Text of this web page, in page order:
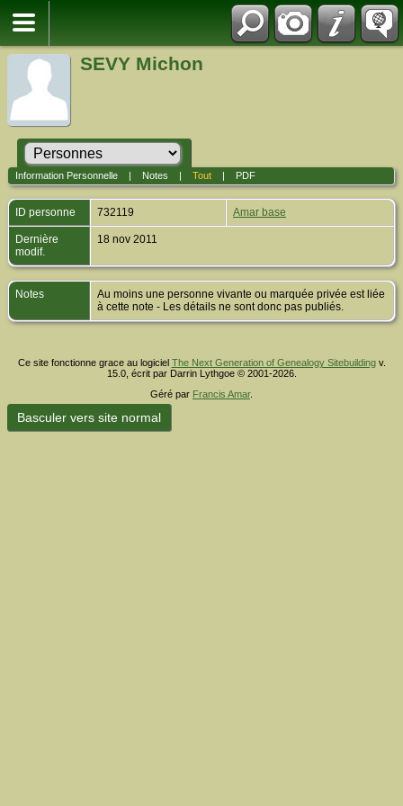
SEVY Michon
Information Personnelle| Notes Tout| PDF
ID personne 732119 Amar base
Dernière
modif.
18 nov 2011
Notes
Au moins une personne vivante ou marquée privée est liée
à cette note - Les détails ne sont donc pas publiés.
Ce site fonctionne grace au logiciel The Next Generation of Genealogy Sitebuildingv.
15.0, écrit par Darrin Lythgoe © 2001-2026.
Géré par Francis Amar.
Basculer vers site normal